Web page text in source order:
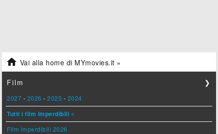
 Vai alla home di MYmovies.it »
Film ❯
2027 - 2026 -2025 - 2024
Tutti i film imperdibili »
Film imperdibili 2026